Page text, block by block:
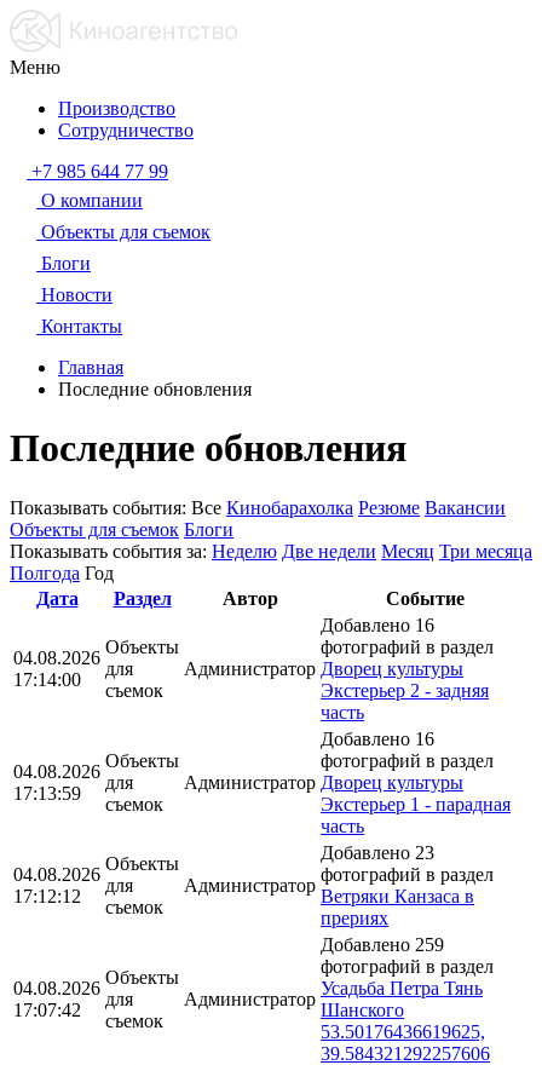
Меню
Производство
Сотрудничество
+7 985 644 77 99
О компании
Объекты для съемок
Блоги
Новости
Контакты
Главная
Последние обновления
Последние обновления
Показывать события: Все Кинобарахолка Резюме Вакансии
Объекты для съемок Блоги
Показывать события за: Неделю Две недели Месяц Три месяца
Полгода Год
Дата
Раздел Автор Событие
04.08.2026
17:14:00
Объекты
для
съемок
Администратор
Добавлено 16
фотографий в раздел
Дворец культуры
Экстерьер 2 - задняя
часть
04.08.2026
17:13:59
Объекты
для
съемок
Администратор
Добавлено 16
фотографий в раздел
Дворец культуры
Экстерьер 1 - парадная
часть
04.08.2026
17:12:12
Объекты
для
съемок
Администратор
Добавлено 23
фотографий в раздел
Ветряки Канзаса в
прериях
04.08.2026
17:07:42
Объекты
для
съемок
Администратор
Добавлено 259
фотографий в раздел
Усадьба Петра Тянь
Шанского
53.50176436619625,
39.584321292257606